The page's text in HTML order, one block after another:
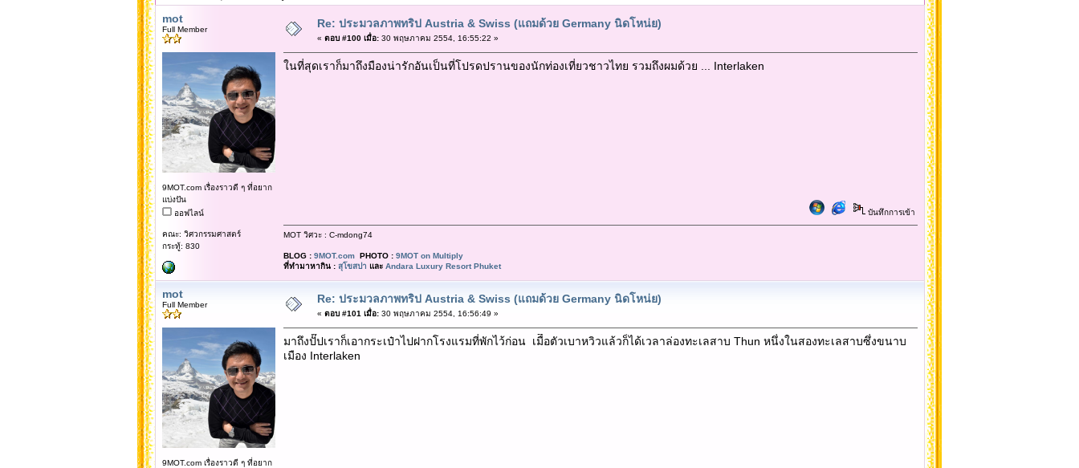
mot
Full Member
9MOT.com เรื่องราวดี ๆ ที่อยาก
แบ่งปัน
ออฟไลน์
คณะ: วิศวกรรมศาสตร์
กระทู้: 830
Re: ประมวลภาพทริป Austria & Swiss (แถมด้วย Germany นิดโหน่ย)
« ตอบ #100 เมื่อ:30 พฤษภาคม 2554, 16:55:22 »
ในที่สุดเราก็มาถึงมืองน่ารักอันเป็นที่โปรดปรานของนักท่องเที่ยวชาวไทย รวมถึงผมด้วย ... Interlaken
บันทึกการเข้า
MOT วิศวะ : C-mdong74
BLOG : 9MOT.comPHOTO : 9MOT on Multiply
ที่ทำมาหากิน : สุโขสปา และ Andara Luxury Resort Phuket
mot
Full Member
9MOT.com เรื่องราวดี ๆ ที่อยาก
Re: ประมวลภาพทริป Austria & Swiss (แถมด้วย Germany นิดโหน่ย)
« ตอบ #101 เมื่อ:30 พฤษภาคม 2554, 16:56:49 »
มาถึงปั๊ปเราก็เอากระเป๋าไปฝากโรงแรมที่พักไว้ก่อน เมืื่อตัวเบาหวิวแล้วก็ได้เวลาล่องทะเลสาบ Thun หนึ่งในสองทะเลสาบซึ่งขนาบ
เมือง Interlaken